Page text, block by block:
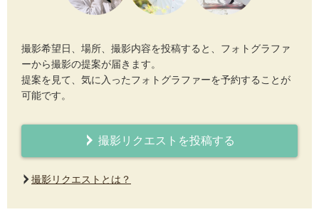
撮影希望日、場所、撮影内容を投稿すると、フォトグラファ
ーから撮影の提案が届きます。
提案を見て、気に入ったフォトグラファーを予約することが
可能です。
撮影リクエストを投稿する
撮影リクエストとは？